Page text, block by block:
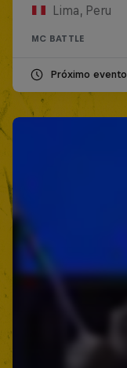
Lima, Peru
MC BATTLE
Próximo evento